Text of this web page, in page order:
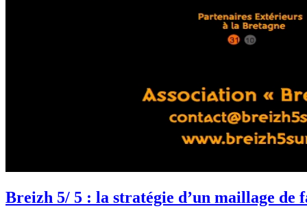
Breizh 5/ 5 : la stratégie d’un maillage de